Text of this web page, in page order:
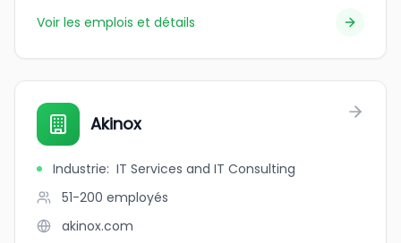
Voir les emplois et détails
Akinox
Industrie: IT Services and IT Consulting
51-200 employés
akinox.com